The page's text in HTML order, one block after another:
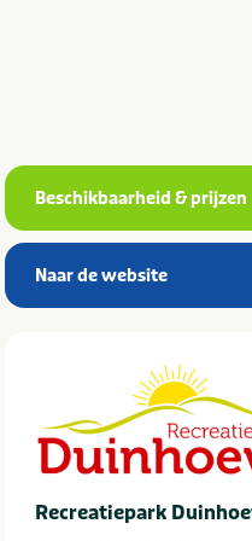
Beschikbaarheid & prijzen
Naar de website
Recreatiepark